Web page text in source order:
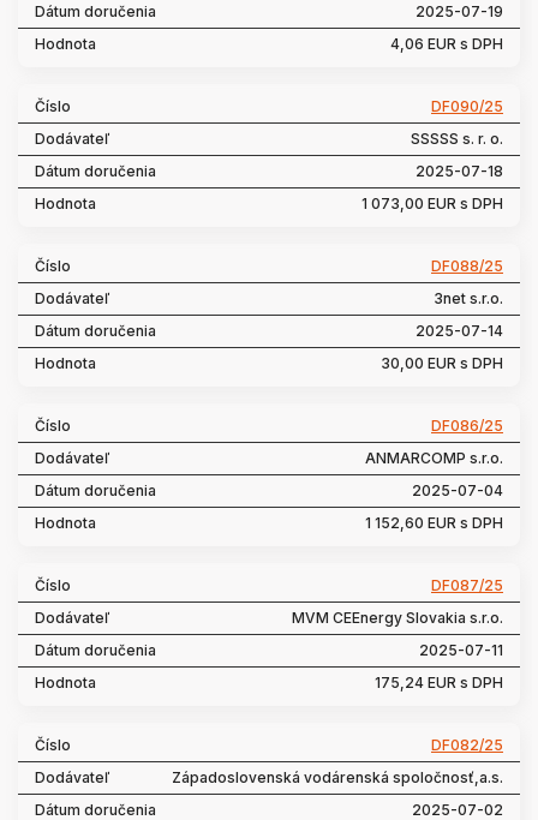
2025-07-19
4,06 EUR s DPH
DF090/25
SSSSS s. r. o.
2025-07-18
1 073,00 EUR s DPH
DF088/25
3net s.r.o.
2025-07-14
30,00 EUR s DPH
DF086/25
ANMARCOMP s.r.o.
2025-07-04
1 152,60 EUR s DPH
DF087/25
MVM CEEnergy Slovakia s.r.o.
2025-07-11
175,24 EUR s DPH
DF082/25
Západoslovenská vodárenská spoločnosť,a.s.
2025-07-02